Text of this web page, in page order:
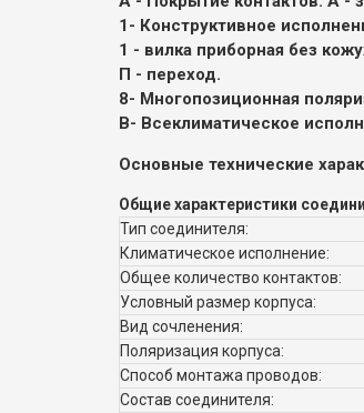
1 - Конструктивное
1 - вилка приборная без
П - переход.
8- Многопозиционная
В- Всеклиматическое
Основные технические
Общие характеристики
Тип соединителя:
Климатическое исполнение:
Общее количество контактов:
Условный размер корпуса:
Вид сочленения:
Поляризация корпуса:
Способ монтажа проводов:
Состав соединителя: